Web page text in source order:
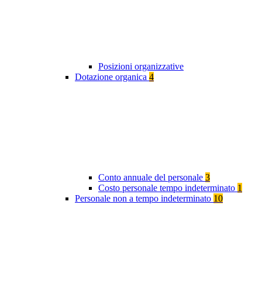
Posizioni organizzative
Dotazione organica 4
Conto annuale del personale 3
Costo personale tempo indeterminato 1
Personale non a tempo indeterminato 10